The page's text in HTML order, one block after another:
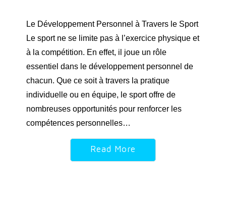
Le Développement Personnel à Travers le Sport
Le sport ne se limite pas à l’exercice physique et
à la compétition. En effet, il joue un rôle
essentiel dans le développement personnel de
chacun. Que ce soit à travers la pratique
individuelle ou en équipe, le sport offre de
nombreuses opportunités pour renforcer les
compétences personnelles…
Read More